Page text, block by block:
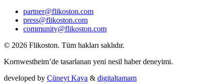
partner@flikoston.com
press@flikoston.com
community@flikoston.com
© 2026 Flikoston. Tüm hakları saklıdır.
Kornwestheim’de tasarlanan yeni nesil haber deneyimi.
developed by Cüneyt Kaya & digitaltamam